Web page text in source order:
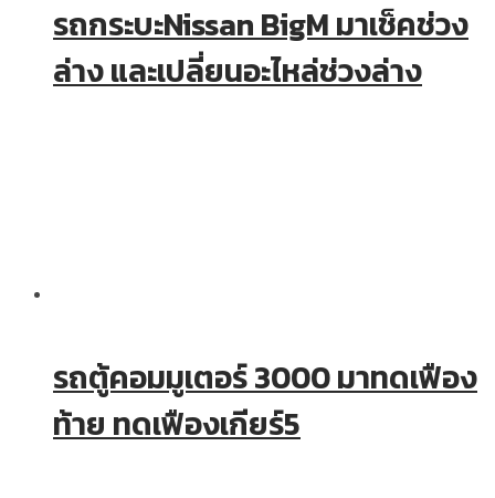
รถกระบะNissan BigM มาเช็คช่วง
ล่าง และเปลี่ยนอะไหล่ช่วงล่าง
รถตู้คอมมูเตอร์ 3000 มาทดเฟือง
ท้าย ทดเฟืองเกียร์5